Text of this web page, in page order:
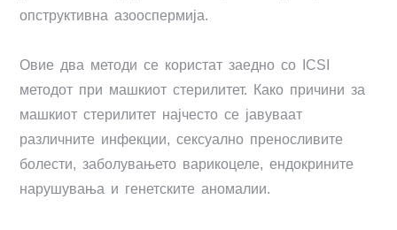
опструктивна азооспермија.
Овие два методи се користат заедно со ICSI
методот при машкиот стерилитет. Како причини за
машкиот стерилитет најчесто се јавуваат
различните инфекции, сексуално преносливите
болести, заболувањето варикоцеле, ендокрините
нарушувања и генетските аномалии.